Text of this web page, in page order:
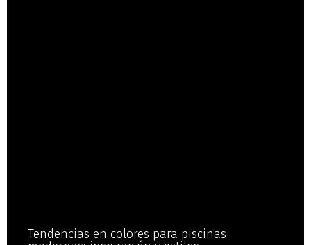
Tendencias en colores para piscinas